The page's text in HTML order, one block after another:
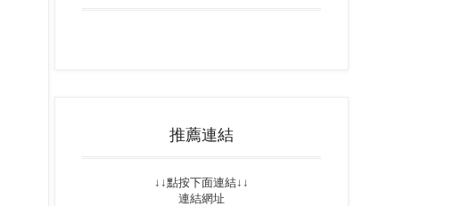
推薦連結
↓↓點按下面連結↓↓
連結網址